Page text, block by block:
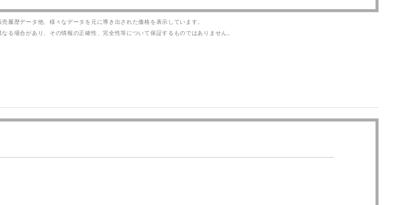
履歴データ他、様々なデータを元に導き出された価格を表示しています。
場合があり、その情報の正確性、完全性等について保証するものではありません。